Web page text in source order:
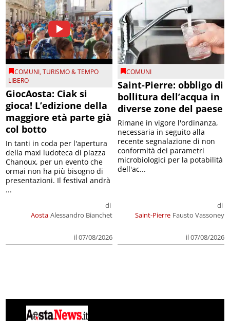
COMUNI,TURISMO & TEMPO
LIBERO
GiocAosta: Ciak si
gioca! L’edizione della
maggiore età parte già
col botto
Aosta
di
Alessandro Bianchet
il 07/08/2026
In tanti in coda per l'apertura
della maxi ludoteca di piazza
Chanoux, per un evento che
ormai non ha più bisogno di
presentazioni. Il festival andrà
...
COMUNI
Saint-Pierre: obbligo di
bollitura dell’acqua in
diverse zone del paese
Saint-Pierre
di
Fausto Vassoney
il 07/08/2026
Rimane in vigore l'ordinanza,
necessaria in seguito alla
recente segnalazione di non
conformità dei parametri
microbiologici per la potabilità
dell'ac...